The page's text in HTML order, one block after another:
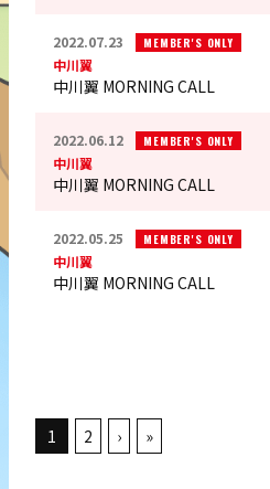
2022.07.23 MEMBER'S ONLY
中川翼
中川翼 MORNING CALL
2022.06.12 MEMBER'S ONLY
中川翼
中川翼 MORNING CALL
2022.05.25 MEMBER'S ONLY
中川翼
中川翼 MORNING CALL
1 2 › »